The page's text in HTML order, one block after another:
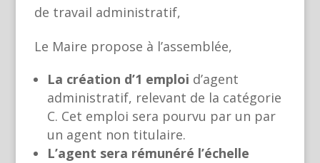
de travail administratif,
Le Maire propose à l’assemblée,
La création d’1 emploi d’agent
administratif, relevant de la catégorie
C. Cet emploi sera pourvu par un par
un agent non titulaire.
L’agent sera rémunéré l’échelle